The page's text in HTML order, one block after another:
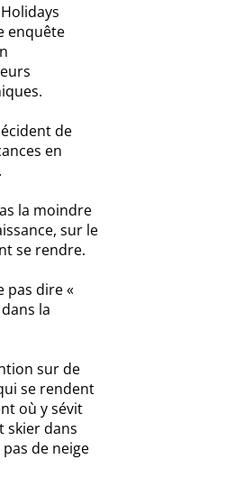
enquête
de
en
la moindre
sur le
se rendre.
pas dire «
la
sur de
se rendent
où y sévit
skier dans
de neige